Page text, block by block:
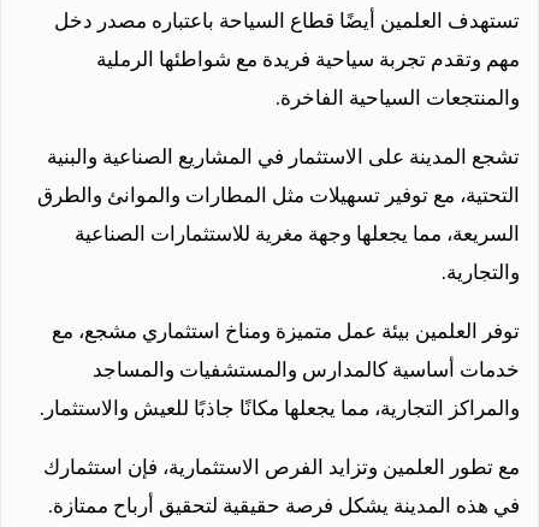
تستهدف العلمين أيضًا قطاع السياحة باعتباره مصدر دخل
مهم وتقدم تجربة سياحية فريدة مع شواطئها الرملية
والمنتجعات السياحية الفاخرة.
تشجع المدينة على الاستثمار في المشاريع الصناعية والبنية
التحتية، مع توفير تسهيلات مثل المطارات والموانئ والطرق
السريعة، مما يجعلها وجهة مغرية للاستثمارات الصناعية
والتجارية.
توفر العلمين بيئة عمل متميزة ومناخ استثماري مشجع، مع
خدمات أساسية كالمدارس والمستشفيات والمساجد
والمراكز التجارية، مما يجعلها مكانًا جاذبًا للعيش والاستثمار.
مع تطور العلمين وتزايد الفرص الاستثمارية، فإن استثمارك
في هذه المدينة يشكل فرصة حقيقية لتحقيق أرباح ممتازة.